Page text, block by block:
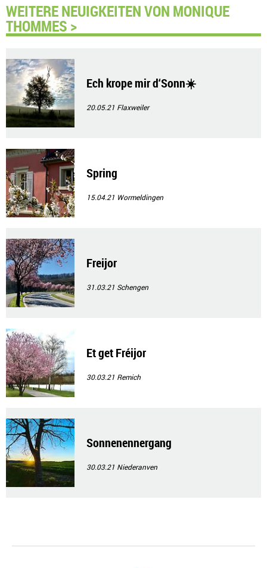
WEITERE NEUIGKEITEN VON MONIQUE
THOMMES >
Ech krope mir d‘Sonn☀️
20.05.21 Flaxweiler
Spring
15.04.21 Wormeldingen
Freijor
31.03.21 Schengen
Et get Fréijor
30.03.21 Remich
Sonnenennergang
30.03.21 Niederanven